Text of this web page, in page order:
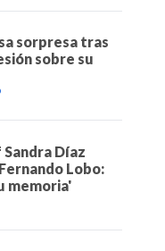
sorpresa tras
sobre su
Díaz
Lobo:
memoria'